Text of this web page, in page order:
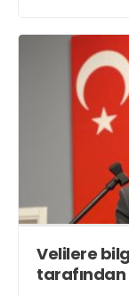
Velilere
tarafından